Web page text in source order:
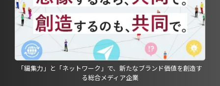
「編集力」と「ネットワーク」で、新たなブランド価値を創造す
る総合メディア企業